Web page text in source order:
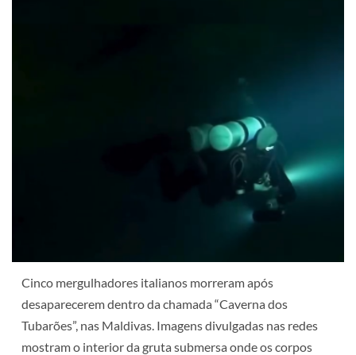
Cinco mergulhadores italianos morreram após
desaparecerem dentro da chamada “Caverna dos
Tubarões”, nas Maldivas. Imagens divulgadas nas redes
mostram o interior da gruta submersa onde os corpos